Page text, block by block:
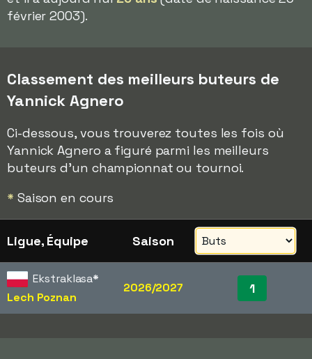
février 2003).
Classement des meilleurs buteurs de
Yannick Agnero
Ci-dessous, vous trouverez toutes les fois où
Yannick Agnero a figuré parmi les meilleurs
buteurs d'un championnat ou tournoi.
* Saison en cours
Ligue, Équipe Saison
Ekstraklasa*
Lech Poznan
2026/2027 1